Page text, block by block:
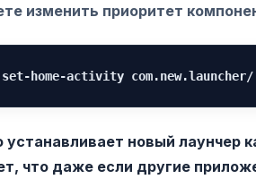
изменить приоритет
home-activity
устанавливает новый лаунчер
что даже если другие